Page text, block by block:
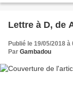
Lettre à D, de
Publié le 19/05/2018 à
Par Gambadou